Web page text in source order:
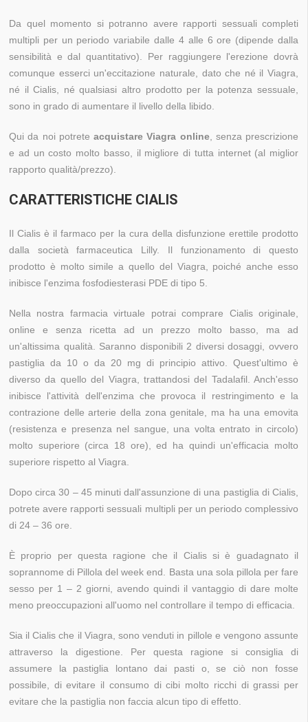
Da quel momento si potranno avere rapporti sessuali completi
multipli per un periodo variabile dalle 4 alle 6 ore (dipende dalla
sensibilità e dal quantitativo). Per raggiungere l'erezione dovrà
comunque esserci un'eccitazione naturale, dato che né il Viagra,
né il Cialis, né qualsiasi altro prodotto per la potenza sessuale,
sono in grado di aumentare il livello della libido.
Qui da noi potrete acquistare Viagra online, senza prescrizione
e ad un costo molto basso, il migliore di tutta internet (al miglior
rapporto qualità/prezzo).
CARATTERISTICHE CIALIS
Il Cialis è il farmaco per la cura della disfunzione erettile prodotto
dalla società farmaceutica Lilly. Il funzionamento di questo
prodotto è molto simile a quello del Viagra, poiché anche esso
inibisce l'enzima fosfodiesterasi PDE di tipo 5.
Nella nostra farmacia virtuale potrai comprare Cialis originale,
online e senza ricetta ad un prezzo molto basso, ma ad
un'altissima qualità. Saranno disponibili 2 diversi dosaggi, ovvero
pastiglia da 10 o da 20 mg di principio attivo. Quest'ultimo è
diverso da quello del Viagra, trattandosi del Tadalafil. Anch'esso
inibisce l'attività dell'enzima che provoca il restringimento e la
contrazione delle arterie della zona genitale, ma ha una emovita
(resistenza e presenza nel sangue, una volta entrato in circolo)
molto superiore (circa 18 ore), ed ha quindi un'efficacia molto
superiore rispetto al Viagra.
Dopo circa 30 – 45 minuti dall'assunzione di una pastiglia di Cialis,
potrete avere rapporti sessuali multipli per un periodo complessivo
di 24 – 36 ore.
È proprio per questa ragione che il Cialis si è guadagnato il
soprannome di Pillola del week end. Basta una sola pillola per fare
sesso per 1 – 2 giorni, avendo quindi il vantaggio di dare molte
meno preoccupazioni all'uomo nel controllare il tempo di efficacia.
Sia il Cialis che il Viagra, sono venduti in pillole e vengono assunte
attraverso la digestione. Per questa ragione si consiglia di
assumere la pastiglia lontano dai pasti o, se ciò non fosse
possibile, di evitare il consumo di cibi molto ricchi di grassi per
evitare che la pastiglia non faccia alcun tipo di effetto.